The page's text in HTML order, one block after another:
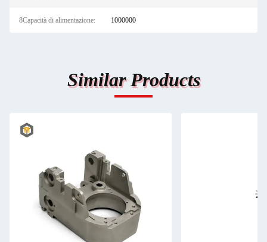
8Capacità di alimentazione: 1000000
Similar Products